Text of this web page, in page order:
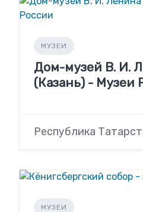
МУЗЕИ
Дом-музей В. И.
(Казань) - Музеи
Республика
МУЗЕИ